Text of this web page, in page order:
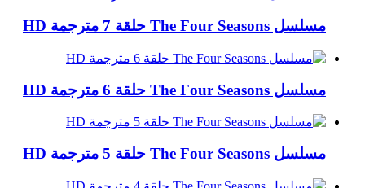
مسلسل The Four Seasons حلقة 7 مترجمة HD
مسلسل The Four Seasons حلقة 6 مترجمة HD
مسلسل The Four Seasons حلقة 5 مترجمة HD